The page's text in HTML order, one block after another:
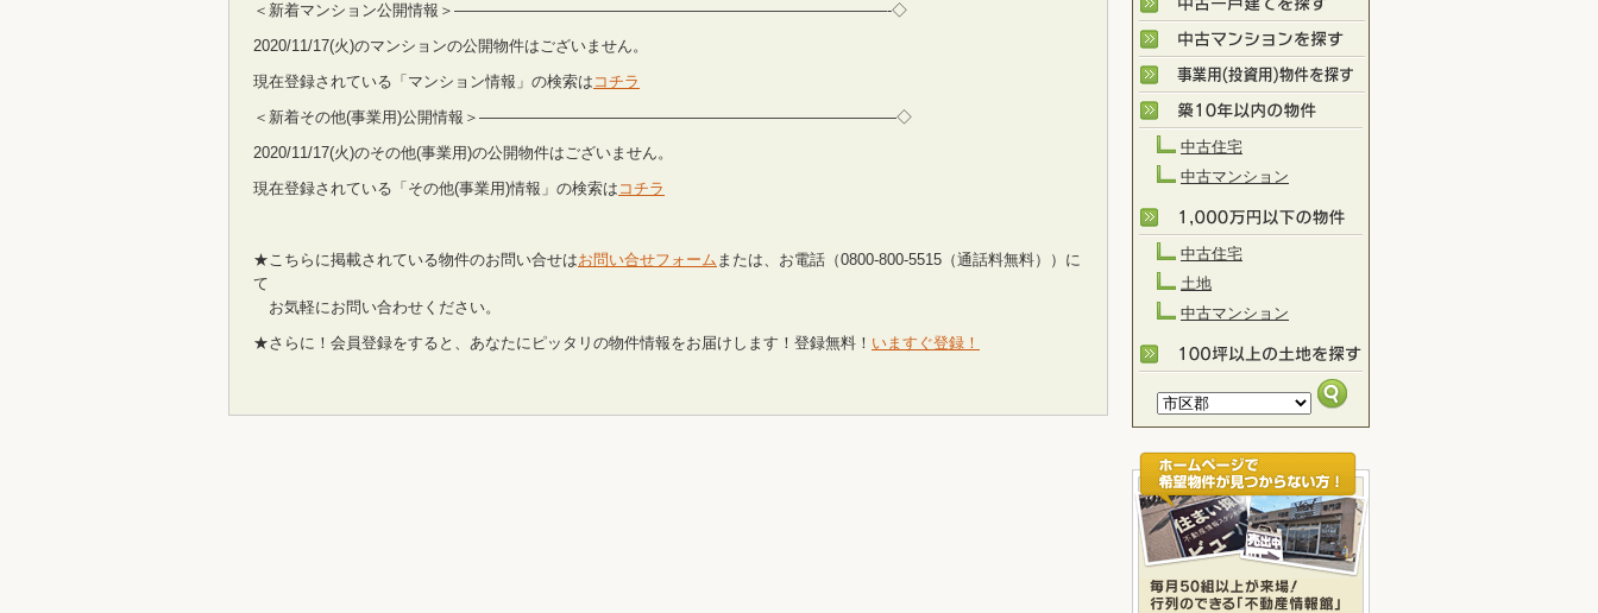
＜新着マンション公開情報＞————————————————————————————-◇
2020/11/17(火)のマンションの公開物件はございません。
現在登録されている「マンション情報」の検索は コチラ
＜新着その他(事業用)公開情報＞———————————————————————————◇
2020/11/17(火)のその他(事業用)の公開物件はございません。
現在登録されている「その他(事業用)情報」の検索は コチラ
★こちらに掲載されている物件のお問い合せはお問い合せフォーム または、お電話（0800-800-5515（通話料無料））に
て
お気軽にお問い合わせください。
★さらに！会員登録をすると、あなたにピッタリの物件情報をお届けします！登録無料！ いますぐ登録！
中古住宅
中古マンション
中古住宅
土地
中古マンション